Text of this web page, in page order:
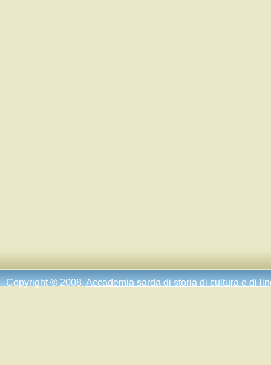
Copyright © 2008.Accademia sarda di storia di cultura e di